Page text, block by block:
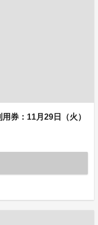
券：11月29日（火）